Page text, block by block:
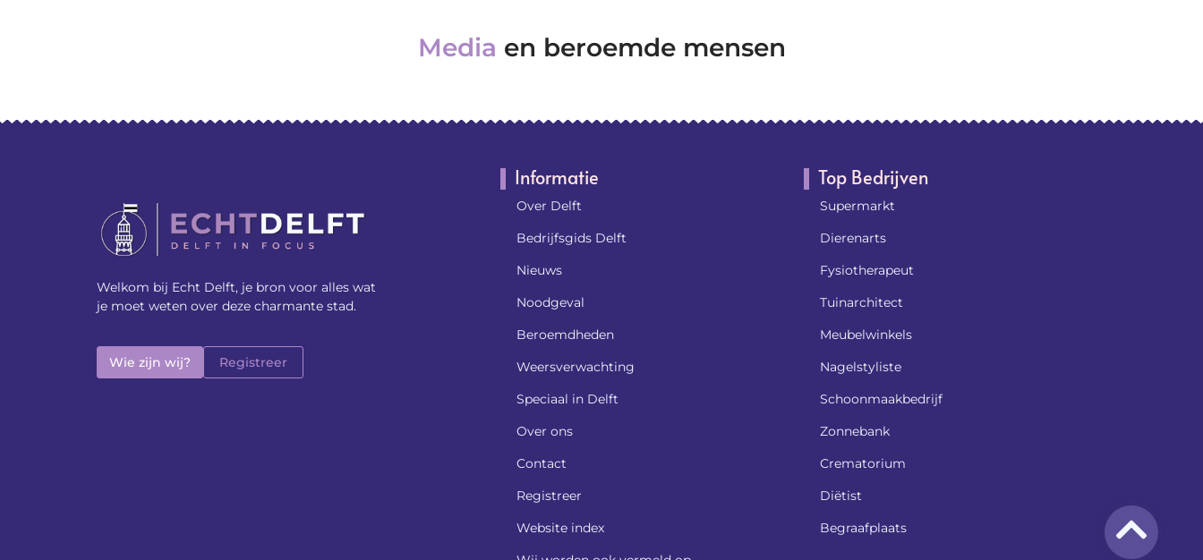
Media en beroemde mensen
Welkom bij Echt Delft, je bron voor alles wat
je moet weten over deze charmante stad.
Wie zijn wij? Registreer
Informatie
Over Delft
Bedrijfsgids Delft
Nieuws
Noodgeval
Beroemdheden​
Weersverwachting
Speciaal in Delft
Over ons
Contact
Registreer
Website index
Top Bedrijven
Supermarkt
Dierenarts
Fysiotherapeut
Tuinarchitect
Meubelwinkels
Nagelstyliste
Schoonmaakbedrijf
Zonnebank
Crematorium
Diëtist
Begraafplaats